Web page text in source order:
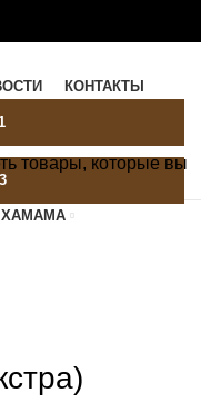
21:00
КОНТАКТЫ
ХАМАМА
товары, которые вы